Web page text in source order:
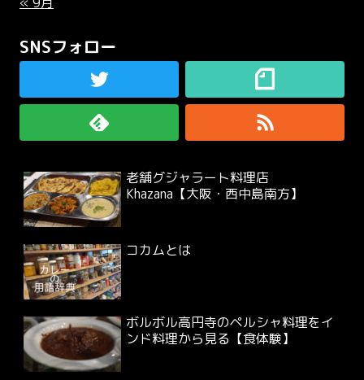
SNSフォロー
老舗グジャラート料理店
Khazana【大阪・西中島南方】
コカムとは
ボルボル高円寺のペルシャ料理をイ
ンド料理から見る【食体験】